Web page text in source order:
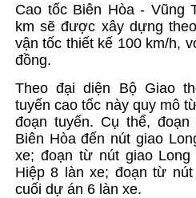
Cao tốc Biên Hòa - Vũng
km sẽ được xây dựng
vận tốc thiết kế 100 km/h,
đồng.
Theo đại diện Bộ Giao
tuyến cao tốc này quy mô
đoạn tuyến. Cụ thể,
Biên Hòa đến nút giao
xe; đoạn từ nút giao
Hiệp 8 làn xe; đoạn từ
cuối dự án 6 làn xe.